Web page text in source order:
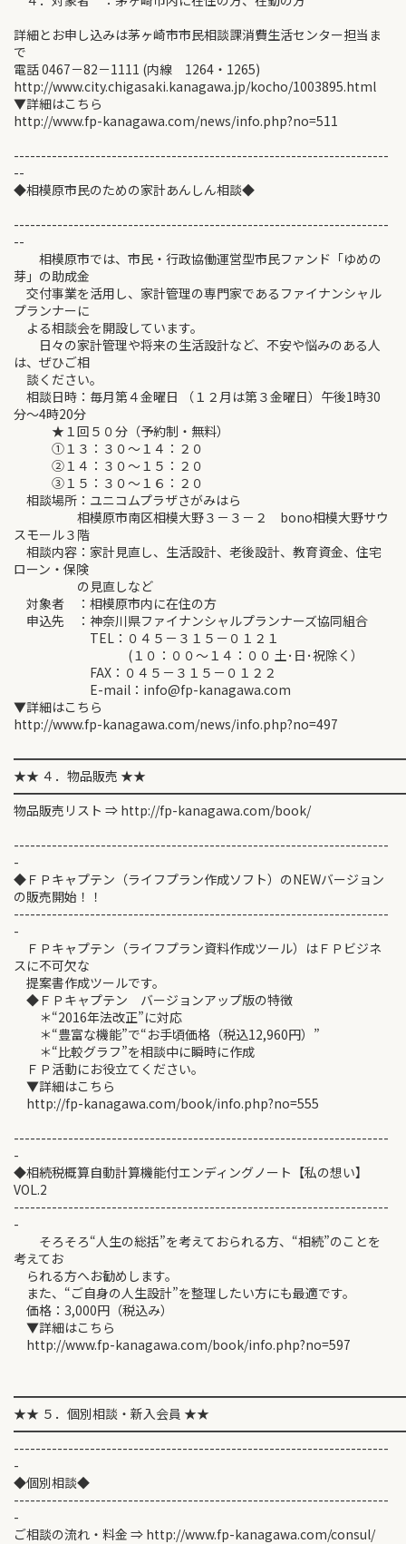
詳細とお申し込みは茅ヶ崎市市民相談課消費生活センター担当ま
で
電話 0467－82－1111 (内線 1264・1265)
http://www.city.chigasaki.kanagawa.jp/kocho/1003895.html
▼詳細はこちら
http://www.fp-kanagawa.com/news/info.php?no=511
---------------------------------------------------------------------
--
◆相模原市民のための家計あんしん相談◆
---------------------------------------------------------------------
--
相模原市では、市民・行政協働運営型市民ファンド「ゆめの
芽」の助成金
交付事業を活用し、家計管理の専門家であるファイナンシャル
プランナーに
よる相談会を開設しています。
日々の家計管理や将来の生活設計など、不安や悩みのある人
は、ぜひご相
談ください。
相談日時：毎月第４金曜日 （１２月は第３金曜日）午後1時30
分～4時20分
★１回５０分（予約制・無料）
①１３：３０～１４：２０
②１４：３０～１５：２０
③１５：３０～１６：２０
相談場所：ユニコムプラザさがみはら
相模原市南区相模大野３－３－２ bono相模大野サウ
スモール３階
相談内容：家計見直し、生活設計、老後設計、教育資金、住宅
ローン・保険
の見直しなど
対象者 ：相模原市内に在住の方
申込先 ：神奈川県ファイナンシャルプランナーズ協同組合
TEL：０４５－３１５－０１２１
(１０：００～１４：００ 土･日･祝除く）
FAX：０４５－３１５－０１２２
E-mail：info@fp-kanagawa.com
▼詳細はこちら
http://www.fp-kanagawa.com/news/info.php?no=497
★★ ４．物品販売 ★★
物品販売リスト ⇒ http://fp-kanagawa.com/book/
---------------------------------------------------------------------
-
◆ＦＰキャプテン（ライフプラン作成ソフト）のNEWバージョン
の販売開始！！
---------------------------------------------------------------------
-
ＦＰキャプテン（ライフプラン資料作成ツール）はＦＰビジネ
スに不可欠な
提案書作成ツールです。
◆ＦＰキャプテン バージョンアップ版の特徴
＊“2016年法改正”に対応
＊“豊富な機能”で“お手頃価格（税込12,960円）”
＊“比較グラフ”を相談中に瞬時に作成
ＦＰ活動にお役立てください。
▼詳細はこちら
http://fp-kanagawa.com/book/info.php?no=555
---------------------------------------------------------------------
-
◆相続税概算自動計算機能付エンディングノート【私の想い】
VOL.2
---------------------------------------------------------------------
-
そろそろ“人生の総括”を考えておられる方、“相続”のことを
考えてお
られる方へお勧めします。
また、“ご自身の人生設計”を整理したい方にも最適です。
価格：3,000円（税込み）
▼詳細はこちら
http://www.fp-kanagawa.com/book/info.php?no=597
★★ ５．個別相談・新入会員 ★★
---------------------------------------------------------------------
-
◆個別相談◆
---------------------------------------------------------------------
-
ご相談の流れ・料金 ⇒ http://www.fp-kanagawa.com/consul/